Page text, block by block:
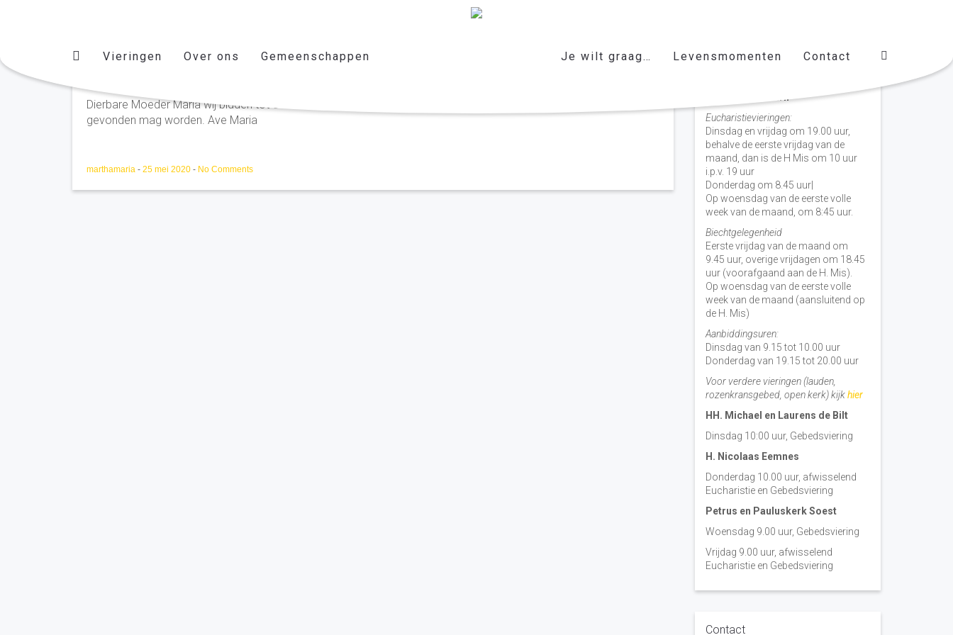
Vieringen Over ons Gemeenschappen Je wilt graag… Levensmomenten Contact
Dierbare Moeder Maria wij bidden tot U voor de omgekomen surfer in Scheveningen Mathijs ,dat hij spoedig
gevonden mag worden. Ave Maria
marthamaria - 25 mei 2020 - No Comments
Vieringen door de week
H. Nicolaas Baarn
Eucharistievieringen:
Dinsdag en vrijdag om 19.00 uur,
behalve de eerste vrijdag van de
maand, dan is de H Mis om 10 uur
i.p.v. 19 uur
Donderdag om 8.45 uur|
Op woensdag van de eerste volle
week van de maand, om 8:45 uur.
Biechtgelegenheid
Eerste vrijdag van de maand om
9.45 uur, overige vrijdagen om 18.45
uur (voorafgaand aan de H. Mis).
Op woensdag van de eerste volle
week van de maand (aansluitend op
de H. Mis)
Aanbiddingsuren:
Dinsdag van 9.15 tot 10.00 uur
Donderdag van 19.15 tot 20.00 uur
Voor verdere vieringen (lauden,
rozenkransgebed, open kerk) kijkhier
HH. Michael en Laurens de Bilt
Dinsdag 10:00 uur, Gebedsviering
H. Nicolaas Eemnes
Donderdag 10.00 uur, afwisselend
Eucharistie en Gebedsviering
Petrus en Pauluskerk Soest
Woensdag 9.00 uur, Gebedsviering
Vrijdag 9.00 uur, afwisselend
Eucharistie en Gebedsviering
Contact